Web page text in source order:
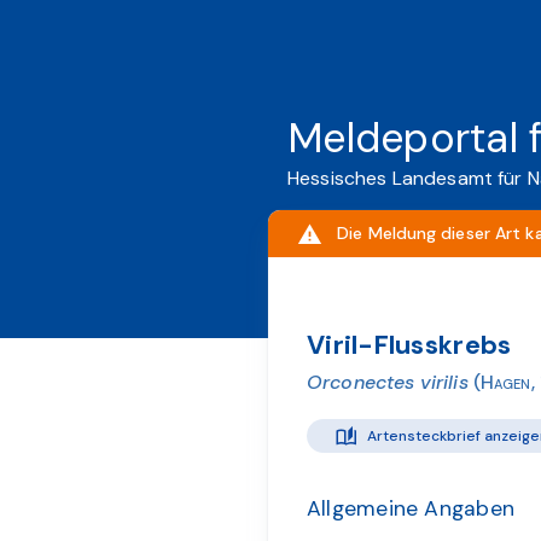
Meldeportal
Hessisches Landesamt für
Die Meldung dieser Art
Viril-Flusskrebs
Orconectes virilis
Artensteckbrief
Allgemeine Angaben